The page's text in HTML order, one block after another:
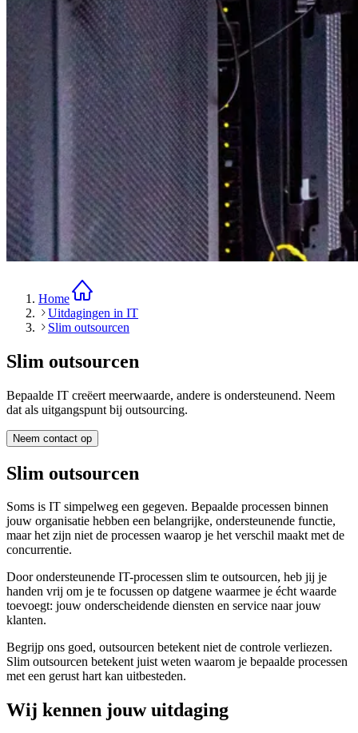
Home
Uitdagingen in IT
Slim outsourcen
Slim outsourcen
Bepaalde IT creëert meerwaarde, andere is ondersteunend. Neem
dat als uitgangspunt bij outsourcing.
Neem contact op
Slim outsourcen
Soms is IT simpelweg een gegeven. Bepaalde processen binnen
jouw organisatie hebben een belangrijke, ondersteunende functie,
maar het zijn niet de processen waarop je het verschil maakt met de
concurrentie.
Door ondersteunende IT-processen slim te outsourcen, heb jij je
handen vrij om je te focussen op datgene waarmee je écht waarde
toevoegt: jouw onderscheidende diensten en service naar jouw
klanten.
Begrijp ons goed, outsourcen betekent niet de controle verliezen.
Slim outsourcen betekent juist weten waarom je bepaalde processen
met een gerust hart kan uitbesteden.
Wij kennen jouw uitdaging